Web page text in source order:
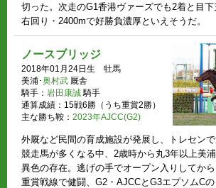
切った。次走のG1香港ヴァーズでも2着と目下
右回り・2400mで好勝負濃厚といえそうだ。
ノースブリッジ
2018年01月24日生 牡馬
美浦･奥村武 厩舎
騎手： 岩田康誠 騎手
通算成績：15戦6勝（うち重賞2勝）
主な勝ち鞍： 2023年AJCC(G2)
外厩など民間の育成施設が発展し、トレセン
競走馬が多くなる中、2歳時から丸3年以上美
異色の存在。逃げの手でオープン入りしてか
重賞戦線で健闘、G2・AJCCとG3エプソムC